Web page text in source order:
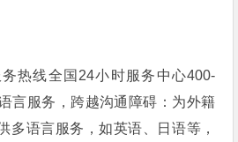
热线全国24小时服务中心400-
言服务，跨越沟通障碍：为外籍
多语言服务，如英语、日语等，